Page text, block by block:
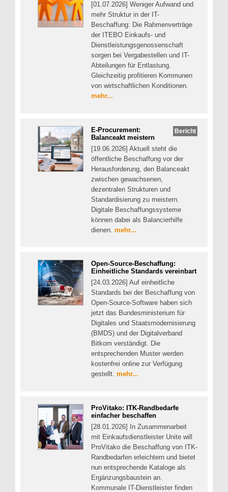
[01.07.2026] Weniger Aufwand und
mehr Struktur in der IT-
Beschaffung: Die Rahmenverträge
der ITEBO Einkaufs- und
Dienstleistungsgenossenschaft
sorgen bei Vergabestellen und IT-
Abteilungen für Entlastung.
Gleichzeitig profitieren Kommunen
von wirtschaftlichen Konditionen.
mehr...
Bericht
E-Procurement:
Balanceakt meistern
[19.06.2026] Aktuell steht die
öffentliche Beschaffung vor der
Herausforderung, den Balanceakt
zwischen gewachsenen,
dezentralen Strukturen und
Standardisierung zu meistern.
Digitale Beschaffungssysteme
können dabei als Balancierhilfe
dienen. mehr...
Open-Source-Beschaffung:
Einheitliche Standards vereinbart
[24.03.2026] Auf einheitliche
Standards bei der Beschaffung von
Open-Source-Software haben sich
jetzt das Bundesministerium für
Digitales und Staatsmodernisierung
(BMDS) und der Digitalverband
Bitkom verständigt. Die
entsprechenden Muster werden
kostenfrei online zur Verfügung
gestellt. mehr...
ProVitako: ITK-Randbedarfe
einfacher beschaffen
[28.01.2026] In Zusammenarbeit
mit Einkaufsdienstleister Unite will
ProVitako die Beschaffung von ITK-
Randbedarfen erleichtern und bietet
nun entsprechende Kataloge als
Ergänzungsbaustein an.
Kommunale IT-Dienstleister finden